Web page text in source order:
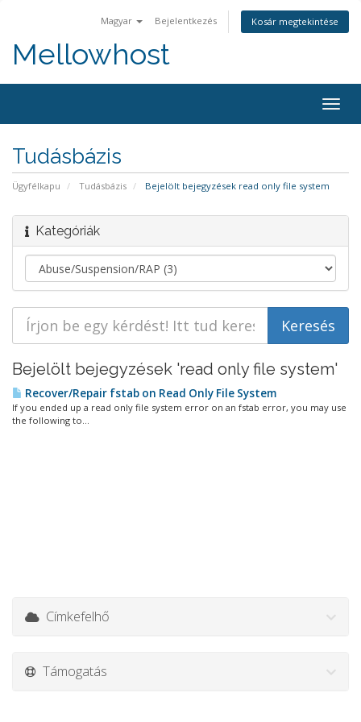
Magyar Bejelentkezés Kosár megtekintése
Mellowhost
Tudásbázis
Ügyfélkapu Tudásbázis Bejelölt bejegyzések read only file system
Kategóriák
Bejelölt bejegyzések 'read only file system'
Recover/Repair fstab on Read Only File System
If you ended up a read only file system error on an fstab error, you may use
the following to...
Címkefelhő
Támogatás